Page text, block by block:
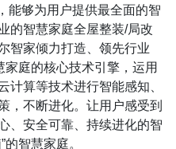
能够为用户提供最全面的智
的智慧家庭全屋整装/局改
智家倾力打造、领先行业
家庭的核心技术引擎，运用
计算等技术进行智能感知、
，不断进化。让用户感受到
、安全可靠、持续进化的智
智慧家庭。